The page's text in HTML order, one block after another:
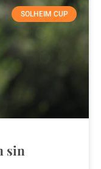
SOLHEIM CUP
sin